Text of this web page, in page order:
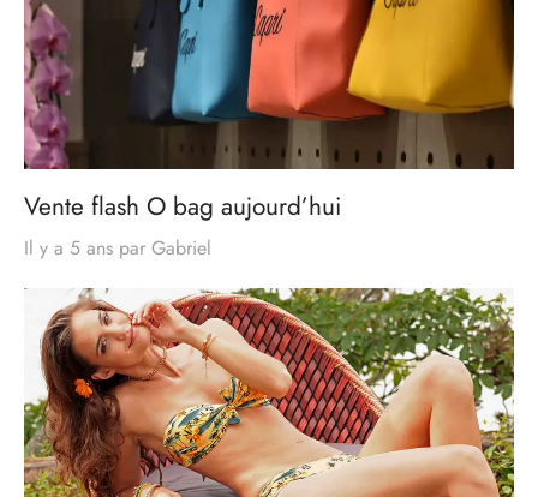
Vente flash O bag aujourd’hui
Il y a 5 ans par Gabriel